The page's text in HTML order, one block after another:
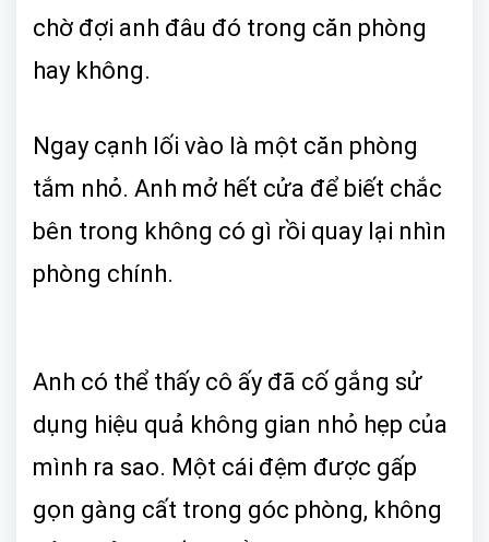
chờ đợi anh đâu đó trong căn phòng
hay không.
Ngay cạnh lối vào là một căn phòng
tắm nhỏ. Anh mở hết cửa để biết chắc
bên trong không có gì rồi quay lại nhìn
phòng chính.
Anh có thể thấy cô ấy đã cố gắng sử
dụng hiệu quả không gian nhỏ hẹp của
mình ra sao. Một cái đệm được gấp
gọn gàng cất trong góc phòng, không